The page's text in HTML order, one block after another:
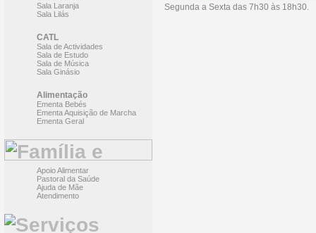
Sala Laranja
Sala Lilás
CATL
Sala de Actividades
Sala de Estudo
Sala de Música
Sala Ginásio
Alimentação
Ementa Bebés
Ementa Aquisição de Marcha
Ementa Geral
Apoio Alimentar
Pastoral da Saúde
Ajuda de Mãe
Atendimento
Segunda a Sexta das 7h30 às 18h30.